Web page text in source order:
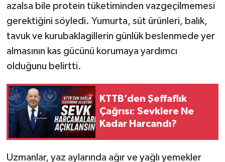
azalsa bile protein tüketiminden vazgeçilmemesi
gerektiğini söyledi. Yumurta, süt ürünleri, balık,
tavuk ve kurubaklagillerin günlük beslenmede yer
almasının kas gücünü korumaya yardımcı
olduğunu belirtti.
KTTB’den Şeffaflık
Çağrısı: Sevklere Ne
Kadar Harcandı?
Uzmanlar, yaz aylarında ağır ve yağlı yemekler